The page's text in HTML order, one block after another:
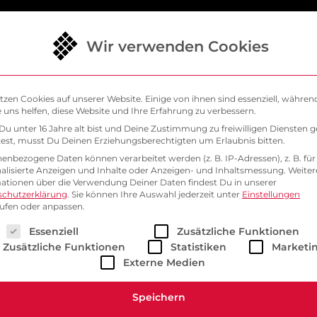
IT-Sicherheit Kubernetes Über uns
Wir verwenden Cookies
Cookies auf unserer Website. Einige von ihnen sind essenziell,
uns helfen, diese Website und Ihre Erfahrung zu verbessern.
unter 16 Jahre alt bist und Deine Zustimmung zu freiwilligen Diensten
musst Du Deinen Erziehungsberechtigten um Erlaubnis bitten.
Daten können verarbeitet werden (z. B. IP-Adressen), z. B. für
Anzeigen und Inhalte oder Anzeigen- und Inhaltsmessung.
über die Verwendung Deiner Daten findest Du in unserer
. Sie können Ihre Auswahl jederzeit unter Einstellungen
oder anpassen.
eine Liste der Service-Gruppen, für die eine
Essenziell
Zusätzliche Funktionen
Zusätzliche Funktionen
Statistiken
Externe Medien
Speichern